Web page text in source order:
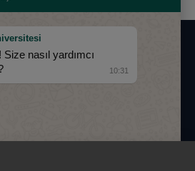
283 60 00
nasıl yardımcı
10:31